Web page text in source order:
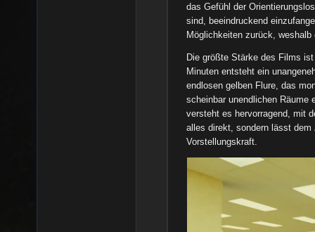
das Gefühl der
sind, beeindruckend
Möglichkeiten zurück,
Die größte Stärke des Films
Minuten entsteht ein
endlosen gelben Flure, das
scheinbar unendlichen Räume
versteht es hervorragend, mit
alles direkt, sondern lässt dem
Vorstellungskraft.